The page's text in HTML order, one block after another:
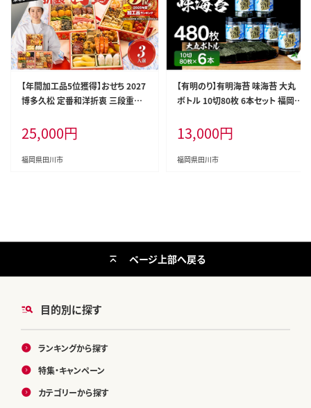
【年間加工品5位獲得】おせち 2027
博多久松 定番和洋折衷 三段重お
せち料理 重箱 お正月 冷凍おせち
縁起物 祝箸付 福岡 年末配送
25,000円
福岡県田川市
【有明のり】有明海苔 味海苔 大丸
ボトル 10切80枚 6本セット 福岡有
り寄せ 福岡 お土産 九州 ご当地グ
ルメ 福岡土産 取り寄せ 福岡県 食
品
13,000円
福岡県田川市
目的別に探す
ランキングから探す
特集・キャンペーン
カテゴリーから探す
ページ上部へ戻る